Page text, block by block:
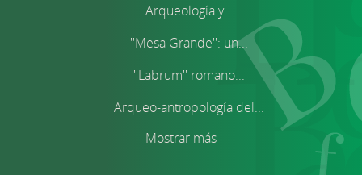
Arqueología y...
''Mesa Grande'': un...
''Labrum'' romano...
Arqueo-antropología del...
Mostrar más